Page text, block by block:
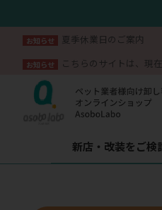
お知らせ 夏季休業日のご案内
お知らせ こちらのサイトは、現
新店・改装をご検